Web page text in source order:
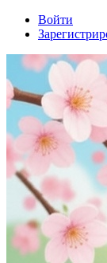
Войти